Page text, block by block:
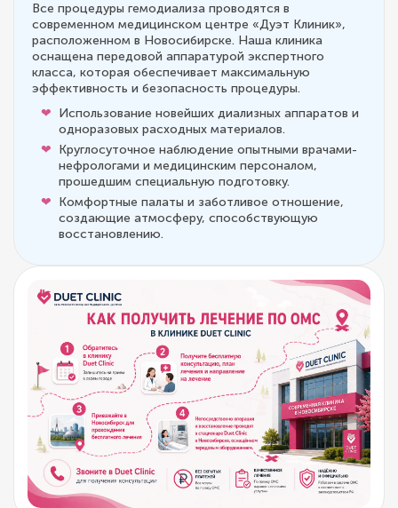
Все процедуры гемодиализа проводятся в
современном медицинском центре «Дуэт Клиник»,
расположенном в Новосибирске. Наша клиника
оснащена передовой аппаратурой экспертного
класса, которая обеспечивает максимальную
эффективность и безопасность процедуры.
Использование новейших диализных аппаратов и
одноразовых расходных материалов.
Круглосуточное наблюдение опытными врачами-
нефрологами и медицинским персоналом,
прошедшим специальную подготовку.
Комфортные палаты и заботливое отношение,
создающие атмосферу, способствующую
восстановлению.